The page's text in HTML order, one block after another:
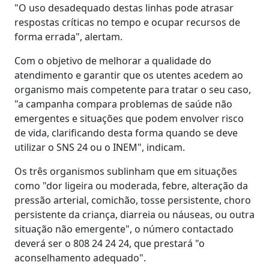
"O uso desadequado destas linhas pode atrasar
respostas críticas no tempo e ocupar recursos de
forma errada", alertam.
Com o objetivo de melhorar a qualidade do
atendimento e garantir que os utentes acedem ao
organismo mais competente para tratar o seu caso,
"a campanha compara problemas de saúde não
emergentes e situações que podem envolver risco
de vida, clarificando desta forma quando se deve
utilizar o SNS 24 ou o INEM", indicam.
Os três organismos sublinham que em situações
como "dor ligeira ou moderada, febre, alteração da
pressão arterial, comichão, tosse persistente, choro
persistente da criança, diarreia ou náuseas, ou outra
situação não emergente", o número contactado
deverá ser o 808 24 24 24, que prestará "o
aconselhamento adequado".